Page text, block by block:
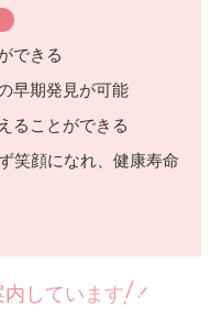
できる
早期発見が可能
ることができる
笑顔になれ、健康寿命
しています